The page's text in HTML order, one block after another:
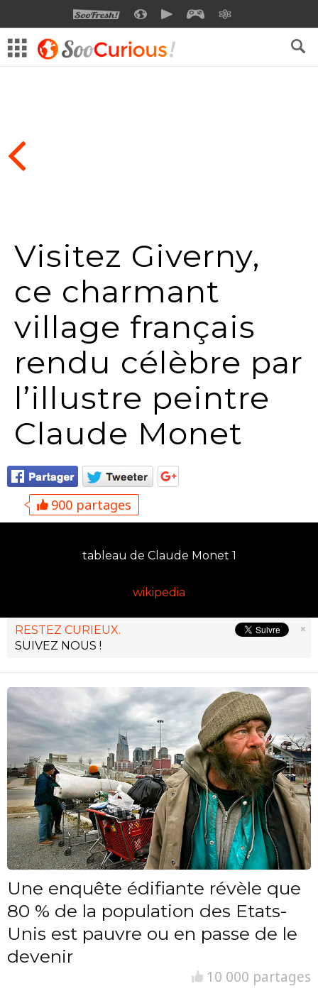
SOOFRESHSOOCURIOUSSOOMOTIONSOOGEEK
Visitez Giverny,
ce charmant
village français
rendu célèbre par
l’illustre peintre
Claude Monet
900 partages
tableau de Claude Monet 1
wikipedia
×
RESTEZ CURIEUX.
SUIVEZ NOUS !
Une enquête édifiante révèle que
80 % de la population des Etats-
Unis est pauvre ou en passe de le
devenir
10 000 partages